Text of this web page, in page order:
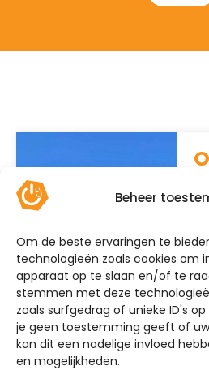
Beheer
Om de beste ervaringen te
technologieën zoals cookies om
apparaat op te slaan en/of te
stemmen met deze
zoals surfgedrag of unieke ID's
je geen toestemming geeft of
kan dit een nadelige invloed
en mogelijkheden.